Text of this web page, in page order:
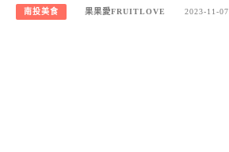
南投美食 果果愛FRUITLOVE 2023-11-07